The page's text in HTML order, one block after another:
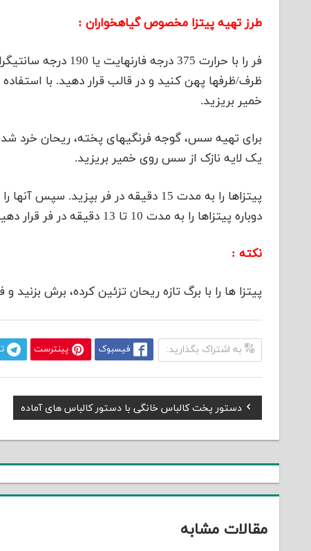
طرز تهیه پیتزا مخصوص گیاهخواران :
فر را با حرارت 375
ظرف/ظرفها پهن کنید و در قالب قرار دهید. با
خمیر بریزید.
برای تهیه سس، گوجه فرنگیهای پخته، ریحان خرد
یک لایه نازک از سس روی خمیر بریزید.
پیتزاها را به مدت 15 دقیقه در فر
دوباره پیتزاها را به مدت 10 تا 13 دقیقه در فر قرار دهید.
نکته :
پیتزا ها را با برگ تازه ریحان تزئین کرده، برش بزنید و
به اشتراک بگذارید: فیسبوک پینترست
راهبری
نوشته
Previous
Post:
دستور پخت کالباس خانگی با دستور کالباس های آماده
مقالات مشابه